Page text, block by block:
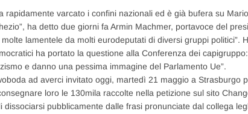
rapidamente varcato i confini nazionali ed è già bufera su
ha detto due giorni fa Armin Machmer, portavoce del
molte lamentele da molti eurodeputati di diversi gruppi politici”.
ha portato la questione alla Conferenza dei
e danno una pessima immagine del Parlamento Ue”.
ad averci invitato oggi, martedì 21 maggio a
loro le 130mila raccolte nella petizione sul sito
dissociarsi pubblicamente dalle frasi pronunciate dal collega